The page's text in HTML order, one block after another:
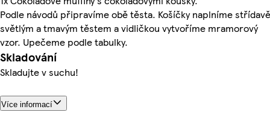
Podle návodů připravíme obě těsta. Košíčky naplníme střídavě
světlým a tmavým těstem a vidličkou vytvoříme mramorový
vzor. Upečeme podle tabulky.
Skladování
Skladujte v suchu!
Více informací